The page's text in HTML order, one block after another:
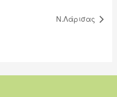
Ν.Λάρισας